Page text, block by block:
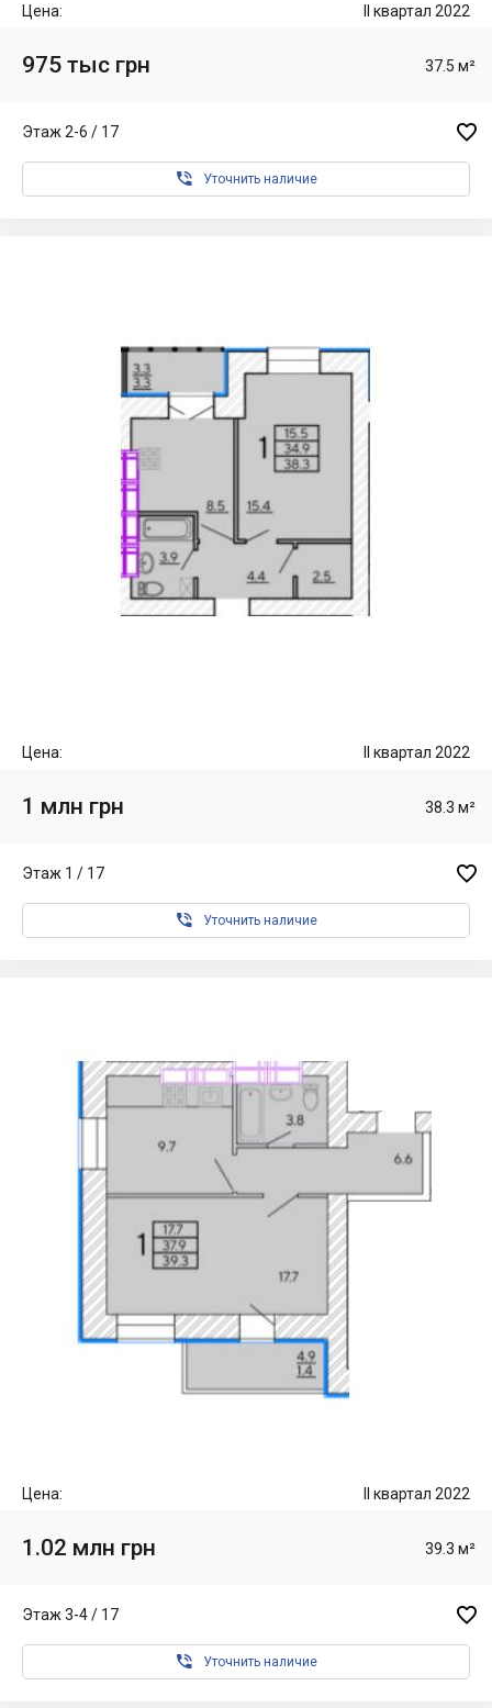
Цена: II квартал 2022
975 тыс грн 37.5 м²
Этаж 2-6 / 17 
 Уточнить наличие
Цена: II квартал 2022
1 млн грн 38.3 м²
Этаж 1 / 17 
 Уточнить наличие
Цена: II квартал 2022
1.02 млн грн 39.3 м²
Этаж 3-4 / 17 
 Уточнить наличие